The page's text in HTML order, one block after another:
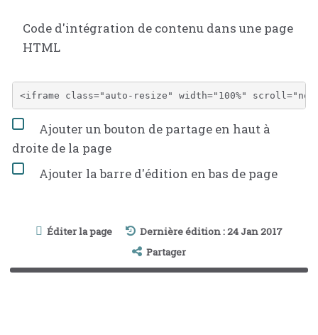
Code d'intégration de contenu dans une page
HTML
Ajouter un bouton de partage en haut à
droite de la page
Ajouter la barre d'édition en bas de page
Éditer la page
Dernière édition : 24 Jan 2017
Partager